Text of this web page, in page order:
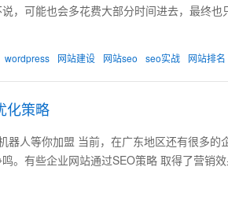
，可能也会多花费大部分时间进去，最终
wordpress 网站建设 网站seo seo实战 网站排名
化策略
器人等你加盟 当前，在广东地区还有很多
。有些企业网站通过SEO策略 取得了营销